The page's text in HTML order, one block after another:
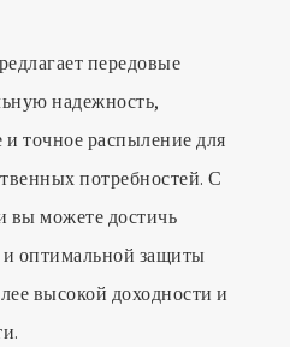
передовые
надежность,
точное распыление для
потребностей. С
можете достичь
оптимальной защиты
высокой доходности и